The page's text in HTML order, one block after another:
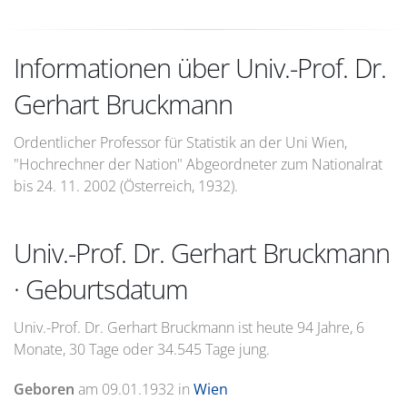
Informationen über Univ.-Prof. Dr.
Gerhart Bruckmann
Ordentlicher Professor für Statistik an der Uni Wien,
"Hochrechner der Nation" Abgeordneter zum Nationalrat
bis 24. 11. 2002 (Österreich, 1932).
Univ.-Prof. Dr. Gerhart Bruckmann
· Geburtsdatum
Univ.-Prof. Dr. Gerhart Bruckmann ist heute 94 Jahre, 6
Monate, 30 Tage oder 34.545 Tage jung.
Geboren am 09.01.1932 in Wien